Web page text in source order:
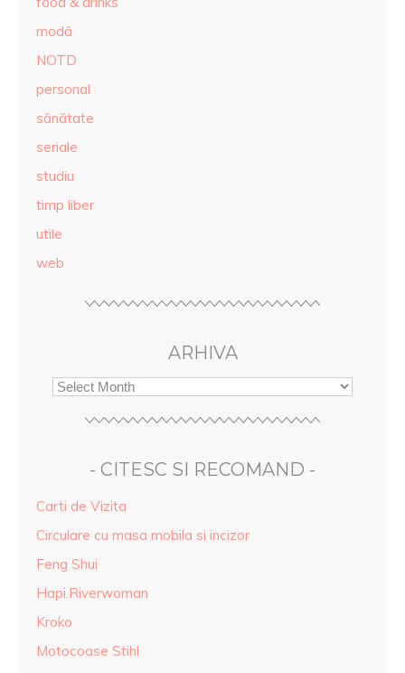
modă
NOTD
personal
sănătate
seriale
studiu
timp liber
utile
web
ARHIVA
- CITESC SI RECOMAND -
Carti de Vizita
Circulare cu masa mobila si incizor
Feng Shui
Hapi.Riverwoman
Kroko
Motocoase Stihl